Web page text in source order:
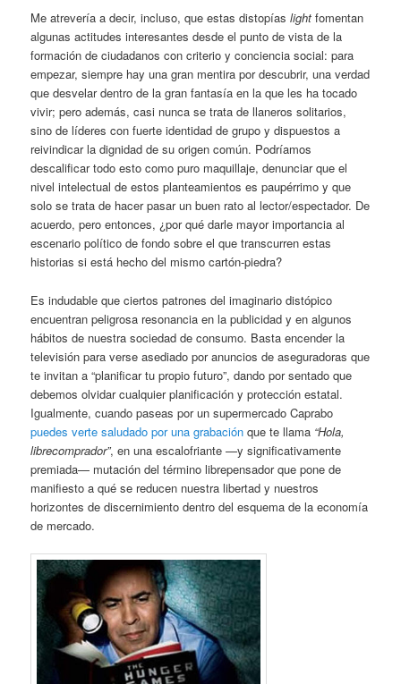
Me atrevería a decir, incluso, que estas distopíaslight fomentan
algunas actitudes interesantes desde el punto de vista de la
formación de ciudadanos con criterio y conciencia social: para
empezar, siempre hay una gran mentira por descubrir, una verdad
que desvelar dentro de la gran fantasía en la que les ha tocado
vivir; pero además, casi nunca se trata de llaneros solitarios,
sino de líderes con fuerte identidad de grupo y dispuestos a
reivindicar la dignidad de su origen común. Podríamos
descalificar todo esto como puro maquillaje, denunciar que el
nivel intelectual de estos planteamientos es paupérrimo y que
solo se trata de hacer pasar un buen rato al lector/espectador. De
acuerdo, pero entonces, ¿por qué darle mayor importancia al
escenario político de fondo sobre el que transcurren estas
historias si está hecho del mismo cartón-piedra?
Es indudable que ciertos patrones del imaginario distópico
encuentran peligrosa resonancia en la publicidad y en algunos
hábitos de nuestra sociedad de consumo. Basta encender la
televisión para verse asediado por anuncios de aseguradoras que
te invitan a “planificar tu propio futuro”, dando por sentado que
debemos olvidar cualquier planificación y protección estatal.
Igualmente, cuando paseas por un supermercado Caprabo
puedes verte saludado por una grabación que te llama “Hola,
librecomprador”, en una escalofriante —y significativamente
premiada— mutación del término librepensador que pone de
manifiesto a qué se reducen nuestra libertad y nuestros
horizontes de discernimiento dentro del esquema de la economía
de mercado.